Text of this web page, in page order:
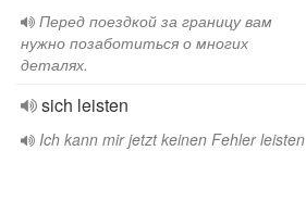
Перед поездкой за границу вам
нужно позаботиться о многих
деталях.
sich leisten
Ich kann mir jetzt keinen Fehler leisten